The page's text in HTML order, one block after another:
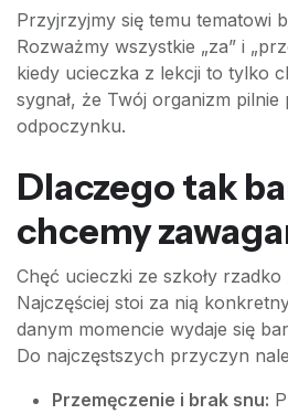
Przyjrzyjmy się temu tematowi
Rozważmy wszystkie „za” i
kiedy ucieczka z lekcji to tylko
sygnał, że Twój organizm pilnie
odpoczynku.
Dlaczego tak
chcemy
Chęć ucieczki ze szkoły rzadko
Najczęściej stoi za nią
danym momencie wydaje się
Do najczęstszych przyczyn
Przemęczenie i brak snu: